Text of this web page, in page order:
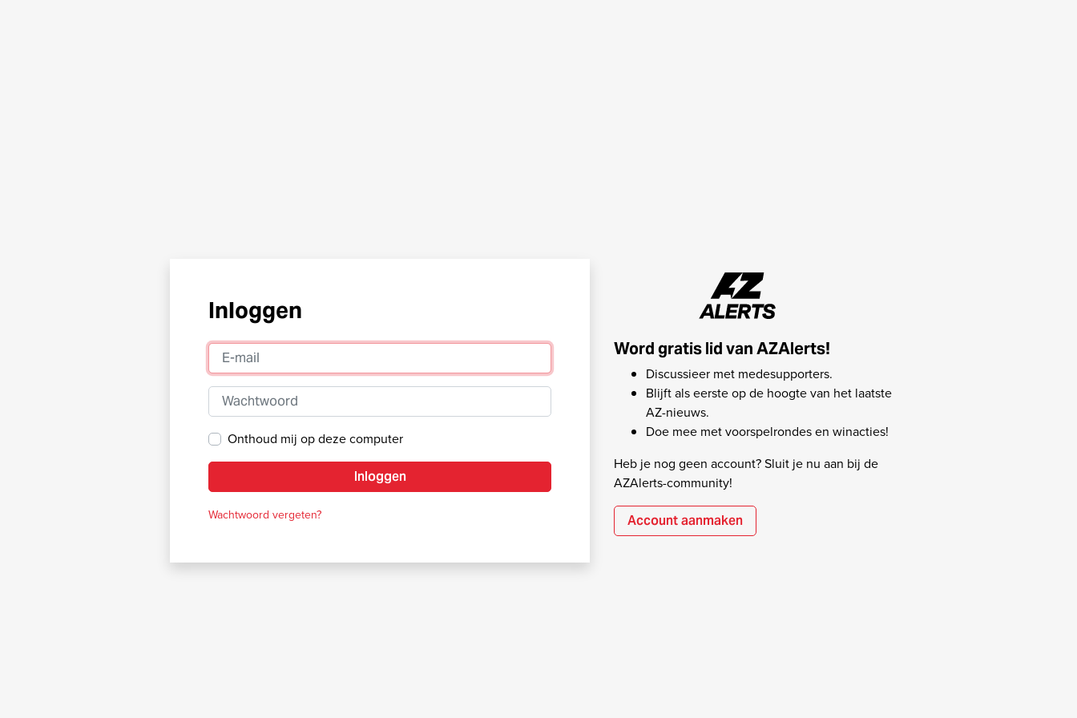
Inloggen
E-mail
Wachtwoord
Onthoud mij op deze computer
Inloggen
Wachtwoord vergeten?
Word gratis lid van AZAlerts!
Discussieer met medesupporters.
Blijft als eerste op de hoogte van het laatste
AZ-nieuws.
Doe mee met voorspelrondes en winacties!
Heb je nog geen account? Sluit je nu aan bij de
AZAlerts-community!
Account aanmaken